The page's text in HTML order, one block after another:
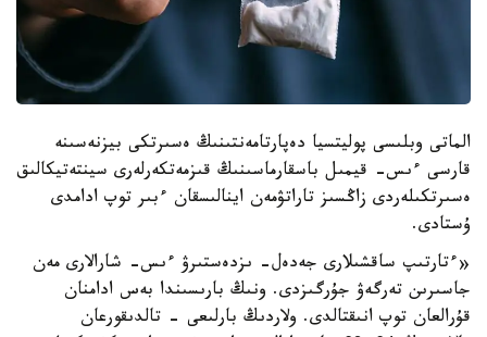
الماتى وبلىسى پوليتسيا دەپارتامەنتىنىڭ ەسىرتكى بيزنەسىنە
قارسى ءىس- قيمىل باسقارماسىنىڭ قىزمەتكەرلەرى سينتەتيكالىق
ەسىرتكىلەردى زاڭسىز تاراتۋمەن اينالىسقان ءبىر توپ ادامدى
ۇستادى.
«ءتارتىپ ساقشىلارى جەدەل- ىزدەستىرۋ ءىس- شارالارى مەن
جاسىرىن تەرگەۋ جۇرگىزدى. ونىڭ بارىسىندا بەس ادامنان
قۇرالعان توپ انىقتالدى. ولاردىڭ بارلىعى - تالدىقورعان